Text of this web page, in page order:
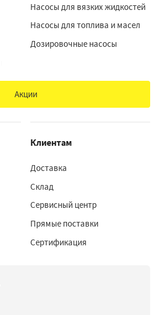
Насосы для вязких жидкостей
Насосы для топлива и масел
Дозировочные насосы
Акции
Клиентам
Доставка
Склад
Сервисный центр
Прямые поставки
Сертификация